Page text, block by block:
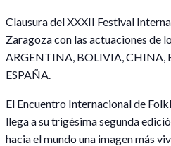
Clausura del XXXII Festival
Zaragoza con las actuaciones de
ARGENTINA, BOLIVIA, CHINA,
ESPAÑA.
El Encuentro Internacional de
llega a su trigésima segunda
hacia el mundo una imagen más